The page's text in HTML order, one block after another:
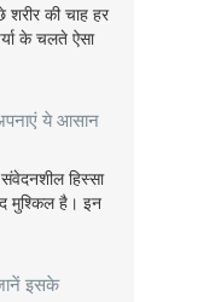
की चाह हर
के चलते ऐसा
ये आसान
हिस्सा
मुश्किल है। इन
इसके